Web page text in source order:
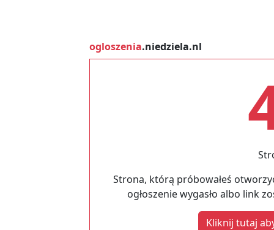
ogloszenia.niedziela.nl
Strona, którą próbowałeś
ogłoszenie wygasło albo link
Kliknij tutaj